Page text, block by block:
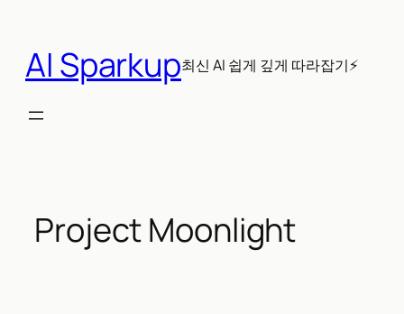
AI Sparkup최신 AI 쉽게 깊게 따라잡기⚡
Project Moonlight